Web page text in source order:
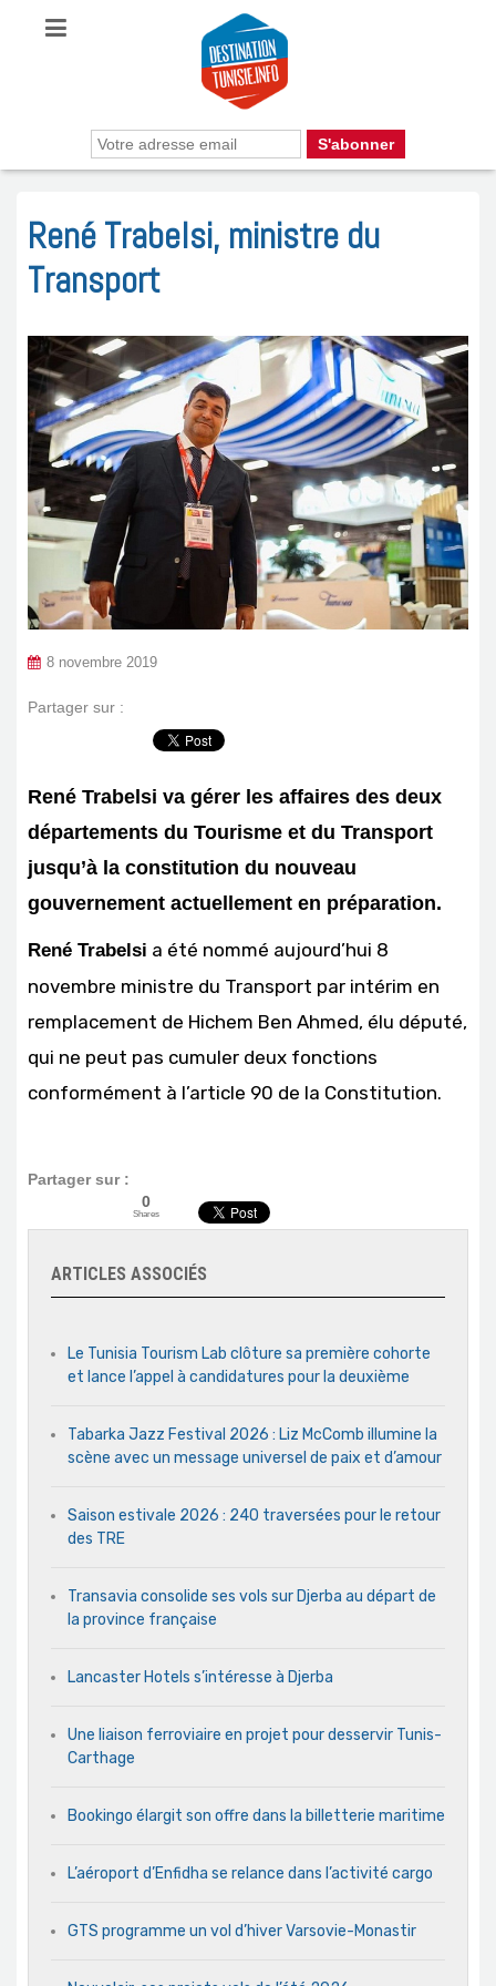
René Trabelsi, ministre du
Transport
8 novembre 2019
Partager sur :
René Trabelsi va gérer les affaires des deux
départements du Tourisme et du Transport
jusqu’à la constitution du nouveau
gouvernement actuellement en préparation.
René Trabelsi a été nommé aujourd’hui 8
novembre ministre du Transport par intérim en
remplacement de Hichem Ben Ahmed, élu député,
qui ne peut pas cumuler deux fonctions
conformément à l’article 90 de la Constitution.
Partager sur :
0
Shares
ARTICLES ASSOCIÉS
Le Tunisia Tourism Lab clôture sa première cohorte
et lance l’appel à candidatures pour la deuxième
Tabarka Jazz Festival 2026 : Liz McComb illumine la
scène avec un message universel de paix et d’amour
Saison estivale 2026 : 240 traversées pour le retour
des TRE
Transavia consolide ses vols sur Djerba au départ de
la province française
Lancaster Hotels s’intéresse à Djerba
Une liaison ferroviaire en projet pour desservir Tunis-
Carthage
Bookingo élargit son offre dans la billetterie maritime
L’aéroport d’Enfidha se relance dans l’activité cargo
GTS programme un vol d’hiver Varsovie-Monastir